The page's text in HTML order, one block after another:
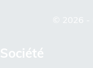
© 2026 -
Société